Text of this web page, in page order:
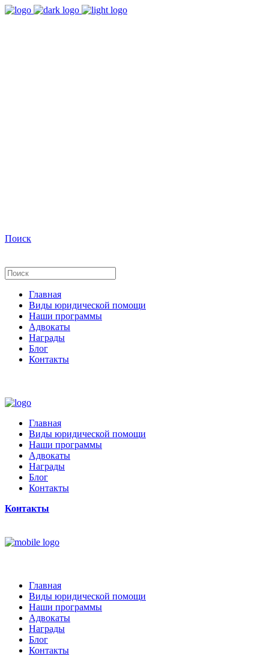
Поиск
Главная
Виды юридической помощи
Наши программы
Адвокаты
Награды
Блог
Контакты
Главная
Виды юридической помощи
Наши программы
Адвокаты
Награды
Блог
Контакты
Контакты
Главная
Виды юридической помощи
Наши программы
Адвокаты
Награды
Блог
Контакты